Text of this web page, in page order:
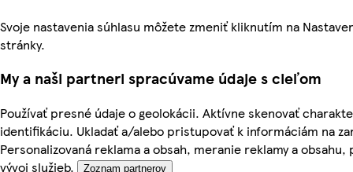
Svoje nastavenia súhlasu môžete zmeniť kliknutím na
stránky.
My a naši partneri spracúvame údaje s cieľom
Používať presné údaje o geolokácii. Aktívne skenovať
identifikáciu. Ukladať a/alebo pristupovať k informáciám na
Personalizovaná reklama a obsah, meranie reklamy a
vývoj služieb.
Zoznam partnerov